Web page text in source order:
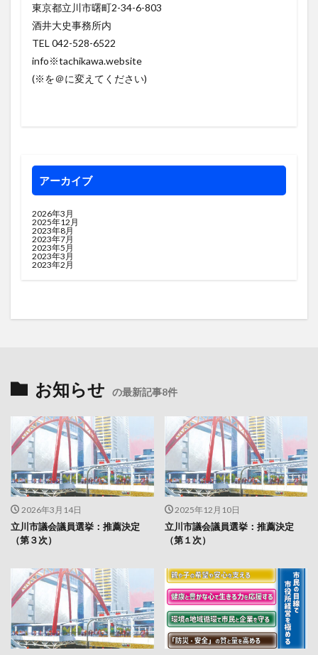
東京都立川市曙町2-34-6-803
酒井大史事務所内
TEL 042-528-6522
info※tachikawa.website
(※を＠に変えてください)
アーカイブ
2026年3月
2025年12月
2023年8月
2023年7月
2023年5月
2023年3月
2023年2月
お知らせ の最新記事8件
2026年3月14日
立川市議会議員選挙：推薦決定
（第３次）
2025年12月10日
立川市議会議員選挙：推薦決定
（第１次）